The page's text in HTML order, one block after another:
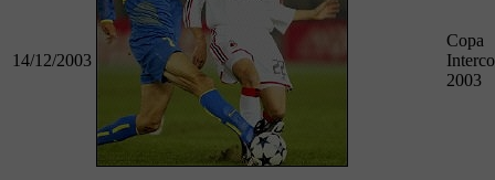
14/12/2003
Copa
2003